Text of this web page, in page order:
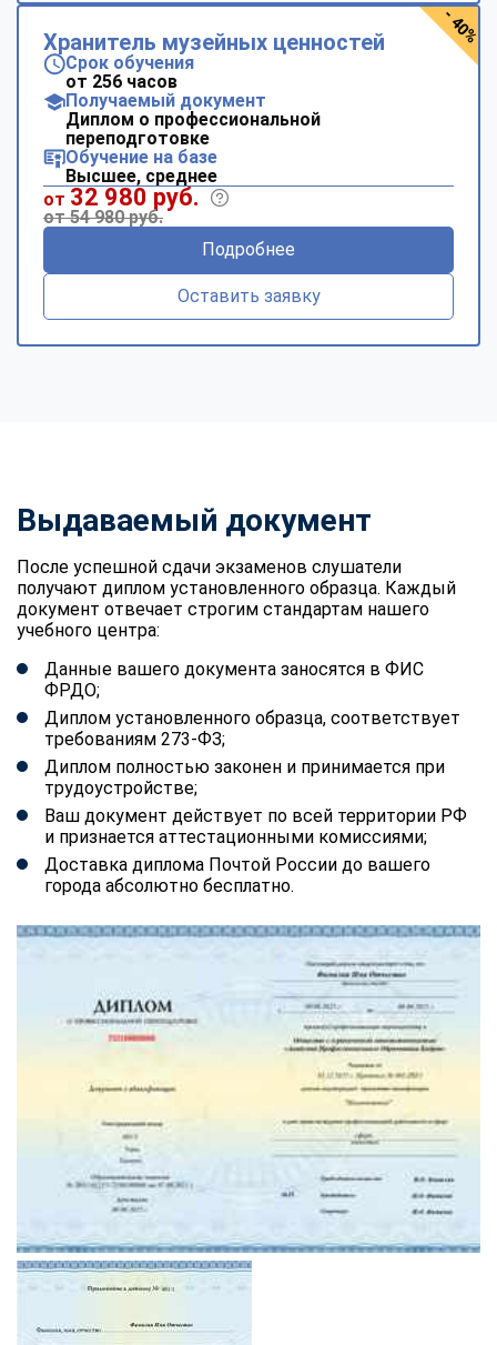
Хранитель музейных ценностей
Срок обучения
от 256 часов
Получаемый документ
Диплом о профессиональной
переподготовке
Обучение на базе
Высшее, среднее
от 32 980 руб.
от 54 980 руб.
Подробнее
Оставить заявку
- 40%
Выдаваемый документ
После успешной сдачи экзаменов слушатели
получают диплом установленного образца. Каждый
документ отвечает строгим стандартам нашего
учебного центра:
Данные вашего документа заносятся в ФИС
ФРДО;
Диплом установленного образца, соответствует
требованиям 273-ФЗ;
Диплом полностью законен и принимается при
трудоустройстве;
Ваш документ действует по всей территории РФ
и признается аттестационными комиссиями;
Доставка диплома Почтой России до вашего
города абсолютно бесплатно.